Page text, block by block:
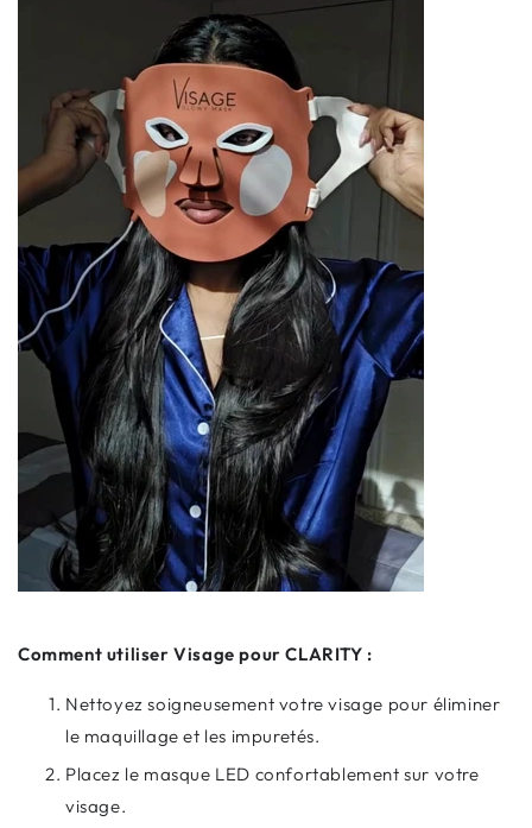
Comment utiliser Visage pour CLARITY :
Nettoyez soigneusement votre visage pour éliminer
le maquillage et les impuretés.
Placez le masque LED confortablement sur votre
visage.